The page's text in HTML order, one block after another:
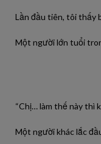
Lần đầu tiên, tôi thấy
Một người lớn tuổi
“Chị… làm thế này thì
Một người khác lắc